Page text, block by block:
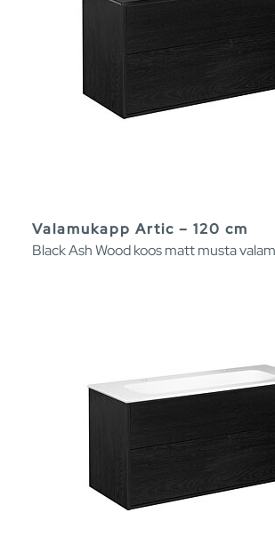
Valamukapp Artic – 120 cm
Black Ash Wood koos matt musta